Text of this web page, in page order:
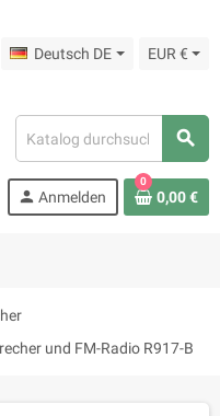
Deutsch DE EUR €
search
person Anmelden
0
0,00 €
und FM-Radio R917-B